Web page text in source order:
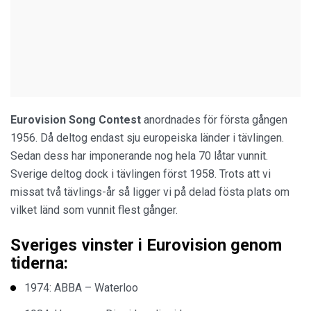
Eurovision Song Contest anordnades för första gången
1956. Då deltog endast sju europeiska länder i tävlingen.
Sedan dess har imponerande nog hela 70 låtar vunnit.
Sverige deltog dock i tävlingen först 1958. Trots att vi
missat två tävlings-år så ligger vi på delad fösta plats om
vilket länd som vunnit flest gånger.
Sveriges vinster i Eurovision genom
tiderna:
1974: ABBA – Waterloo